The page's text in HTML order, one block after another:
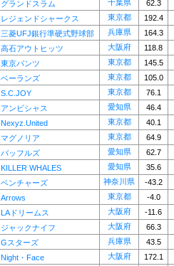
グランドスラム 千葉県
62.3
レジェンドシャークス 東京都
192.4
三菱UFJ銀行準硬式野球部 兵庫県
164.3
高石アウトヒッツ 大阪府
118.8
東京パンツ 東京都
145.5
ベーランズ 東京都
105.0
S.C.JOY 東京都
76.1
アンビシャス 愛知県
46.4
Nexyz.United 東京都
40.1
マグノリア 東京都
64.9
バッフルズ 愛知県
62.7
KILLER WHALES 愛知県
35.6
ベンチャーズ 神奈川県
-43.2
Arrows 東京都
-4.0
LAドリームス 大阪府
-11.6
ジャックナイフ 大阪府
66.3
Gスターズ 兵庫県
43.5
Night・Face 大阪府
172.1